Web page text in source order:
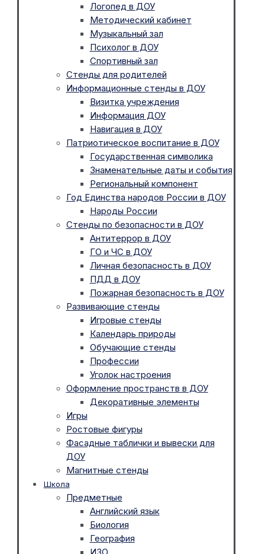
Логопед в ДОУ
Методический кабинет
Музыкальный зал
Психолог в ДОУ
Спортивный зал
Стенды для родителей
Информационные стенды в ДОУ
Визитка учреждения
Информация ДОУ
Навигация в ДОУ
Патриотическое воспитание в ДОУ
Государственная символика
Знаменательные даты и события
Региональный компонент
Год Единства народов России в ДОУ
Народы России
Стенды по безопасности в ДОУ
Антитеррор в ДОУ
ГО и ЧС в ДОУ
Личная безопасность в ДОУ
ПДД в ДОУ
Пожарная безопасность в ДОУ
Развивающие стенды
Игровые стенды
Календарь природы
Обучающие стенды
Профессии
Уголок настроения
Оформление пространств в ДОУ
Декоративные элементы
Игры
Ростовые фигуры
Фасадные таблички и вывески для
ДОУ
Магнитные стенды
Школа
Предметные
Английский язык
Биология
География